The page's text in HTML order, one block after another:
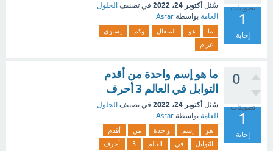
تصويتات
1
إجابة
سُئل أكتوبر 24، 2022 في تصنيف الحلول
العامة بواسطة Asrar
ما هو المثقال وكم
يساوي
غرام
0
تصويتات
1
إجابة
ما هو إسم واحدة من أقدم
التوابل في العالم 3 أحرف
سُئل أكتوبر 24، 2022 في تصنيف الحلول
العامة بواسطة Asrar
هو إسم واحدة من
أقدم
التوابل
في العالم 3 أحرف